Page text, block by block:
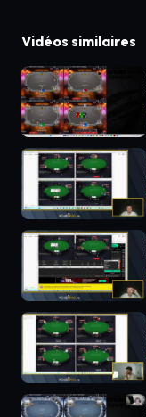
Vidéos similaires